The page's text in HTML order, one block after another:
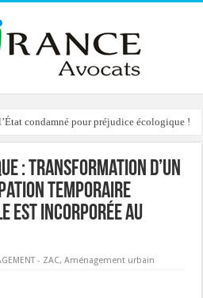
condamné pour préjudice écologique !
: le préfet condamné à délivrer
: transformation d’un
temporaire
est incorporée au
- ZAC,Aménagement urbain